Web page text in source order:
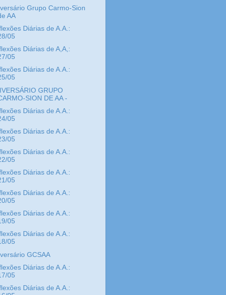
Grupo Carmo-Sion
AA
Diárias de A.A.:
05
Diárias de A,A,:
05
Diárias de A.A.:
05
GRUPO
SION DE AA -
Diárias de A.A.:
05
Diárias de A.A.:
05
Diárias de A.A.:
05
Diárias de A.A.:
05
Diárias de A.A.:
05
Diárias de A.A.:
05
Diárias de A.A.:
05
GCSAA
Diárias de A.A.:
05
Diárias de A.A.: